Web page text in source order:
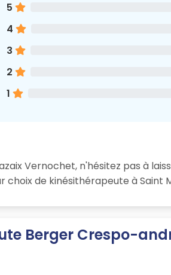
5
4
3
2
1
Vernochet, n'hésitez pas à
de kinésithérapeute à Saint
Berger Crespo-